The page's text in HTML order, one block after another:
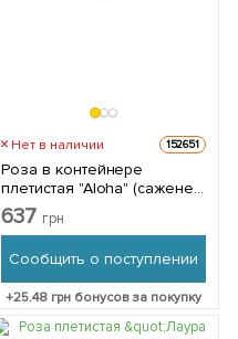
Нет в наличии 152651
Роза в контейнере
плетистая "Aloha" (саженец
класса АА+) 1 саженец в
упаковке
637 грн
Сообщить о поступлении
+25.48грн бонусов за покупку